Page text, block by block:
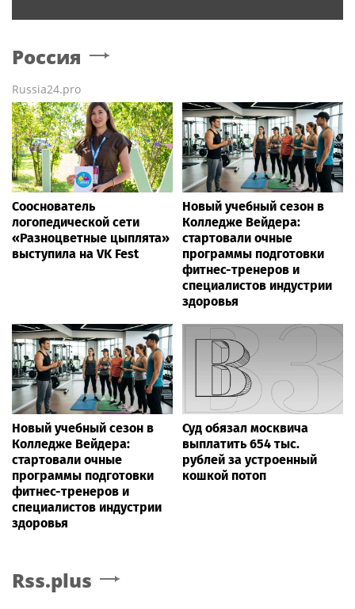
Россия
Russia24.pro
Сооснователь
логопедической сети
«Разноцветные цыплята»
выступила на VK Fest
Новый учебный сезон в
Колледже Вейдера:
стартовали очные
программы подготовки
фитнес-тренеров и
специалистов индустрии
здоровья
Новый учебный сезон в
Колледже Вейдера:
стартовали очные
программы подготовки
фитнес-тренеров и
специалистов индустрии
здоровья
Суд обязал москвича
выплатить 654 тыс.
рублей за устроенный
кошкой потоп
Rss.plus